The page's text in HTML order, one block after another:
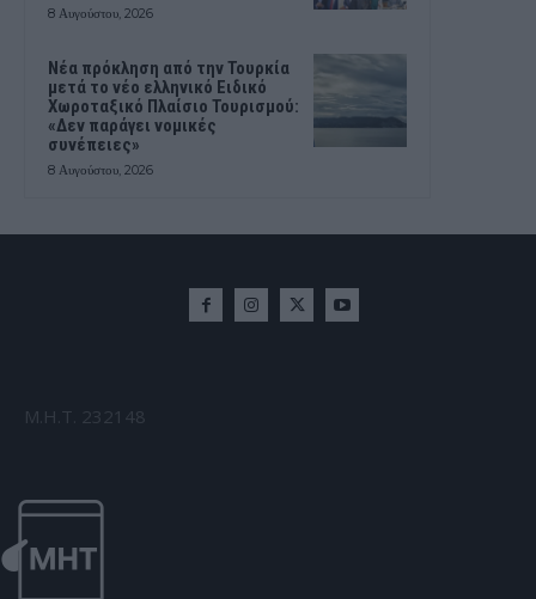
8 Αυγούστου, 2026
Νέα πρόκληση από την Τουρκία
μετά το νέο ελληνικό Ειδικό
Χωροταξικό Πλαίσιο Τουρισμού:
«Δεν παράγει νομικές
συνέπειες»
8 Αυγούστου, 2026
Μ.Η.Τ. 232148